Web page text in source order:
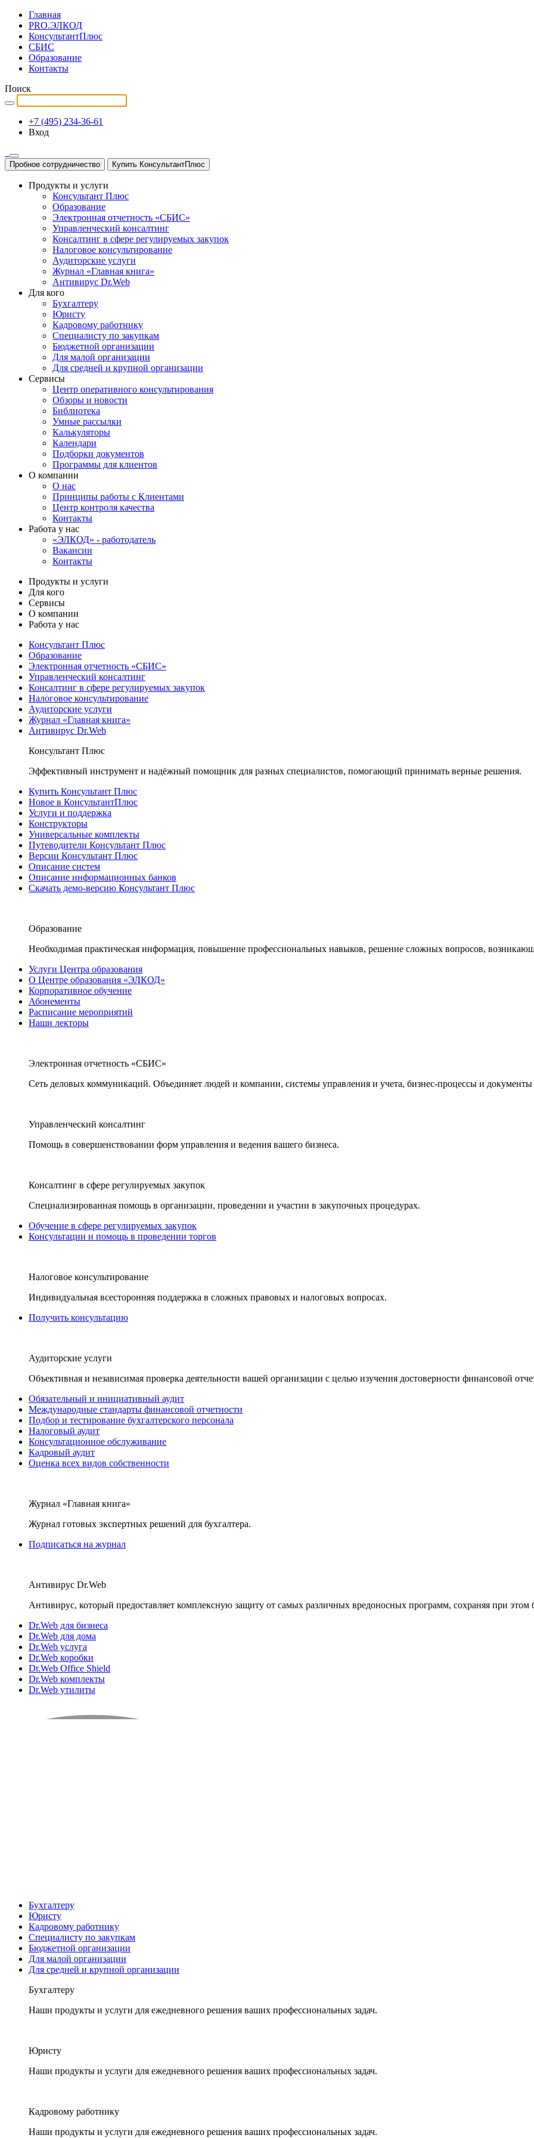
Главная
PRO.ЭЛКОД
КонсультантПлюс
СБИС
Образование
Контакты
Поиск
+7 (495) 234-36-61
Вход
Пробное сотрудничество Купить КонсультантПлюс
Продукты и услуги
Консультант Плюс
Образование
Электронная отчетность «СБИС»
Управленческий консалтинг
Консалтинг в сфере регулируемых закупок
Налоговое консультирование
Аудиторские услуги
Журнал «Главная книга»
Антивирус Dr.Web
Для кого
Бухгалтеру
Юристу
Кадровому работнику
Специалисту по закупкам
Бюджетной организации
Для малой организации
Для средней и крупной организации
Сервисы
Центр оперативного консультирования
Обзоры и новости
Библиотека
Умные рассылки
Калькуляторы
Календари
Подборки документов
Программы для клиентов
О компании
О нас
Принципы работы с Клиентами
Центр контроля качества
Контакты
Работа у нас
«ЭЛКОД» - работодатель
Вакансии
Контакты
Продукты и услуги
Для кого
Сервисы
О компании
Работа у нас
Консультант Плюс
Образование
Электронная отчетность «СБИС»
Управленческий консалтинг
Консалтинг в сфере регулируемых закупок
Налоговое консультирование
Аудиторские услуги
Журнал «Главная книга»
Антивирус Dr.Web
Консультант Плюс
Эффективный инструмент и надёжный помощник для разных специалистов, помогающий принимать верные решения.
Купить Консультант Плюс
Новое в КонсультантПлюс
Услуги и поддержка
Конструкторы
Универсальные комплекты
Путеводители Консультант Плюс
Версии Консультант Плюс
Описание систем
Описание информационных банков
Скачать демо-версию Консультант Плюс
Образование
Необходимая практическая информация, повышение профессиональных навыков, решение сложных вопросов,
Услуги Центра образования
О Центре образования «ЭЛКОД»
Корпоративное обучение
Абонементы
Расписание мероприятий
Наши лекторы
Электронная отчетность «СБИС»
Сеть деловых коммуникаций. Объединяет людей и компании, системы управления и учета, бизнес-процессы и документы
Управленческий консалтинг
Помощь в совершенствовании форм управления и ведения вашего бизнеса.
Консалтинг в сфере регулируемых закупок
Специализированная помощь в организации, проведении и участии в закупочных процедурах.
Обучение в сфере регулируемых закупок
Консультации и помощь в проведении торгов
Налоговое консультирование
Индивидуальная всесторонняя поддержка в сложных правовых и налоговых вопросах.
Получить консультацию
Аудиторские услуги
Объективная и независимая проверка деятельности вашей организации с целью изучения достоверности финансовой
Обязательный и инициативный аудит
Международные стандарты финансовой отчетности
Подбор и тестирование бухгалтерского персонала
Налоговый аудит
Консультационное обслуживание
Кадровый аудит
Оценка всех видов собственности
Журнал «Главная книга»
Журнал готовых экспертных решений для бухгалтера.
Подписаться на журнал
Антивирус Dr.Web
Антивирус, который предоставляет комплексную защиту от самых различных вредоносных программ, сохраняя при этом
Dr.Web для бизнеса
Dr.Web для дома
Dr.Web услуга
Dr.Web коробки
Dr.Web Office Shield
Dr.Web комплекты
Dr.Web утилиты
Бухгалтеру
Юристу
Кадровому работнику
Специалисту по закупкам
Бюджетной организации
Для малой организации
Для средней и крупной организации
Бухгалтеру
Наши продукты и услуги для ежедневного решения ваших профессиональных задач.
Юристу
Наши продукты и услуги для ежедневного решения ваших профессиональных задач.
Кадровому работнику
Наши продукты и услуги для ежедневного решения ваших профессиональных задач.